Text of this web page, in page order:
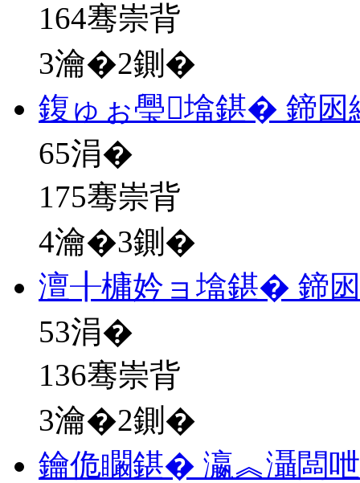
164骞崇背
3瀹�2鍘�
鍑ゅぉ璺墖鍖� 鍗
65涓�
175骞崇背
4瀹�3鍘�
澶╂槦妗ョ墖鍖� 鍗
53涓�
136骞崇背
3瀹�2鍘�
鑰佹矙鍖� 瀛︽灄闆